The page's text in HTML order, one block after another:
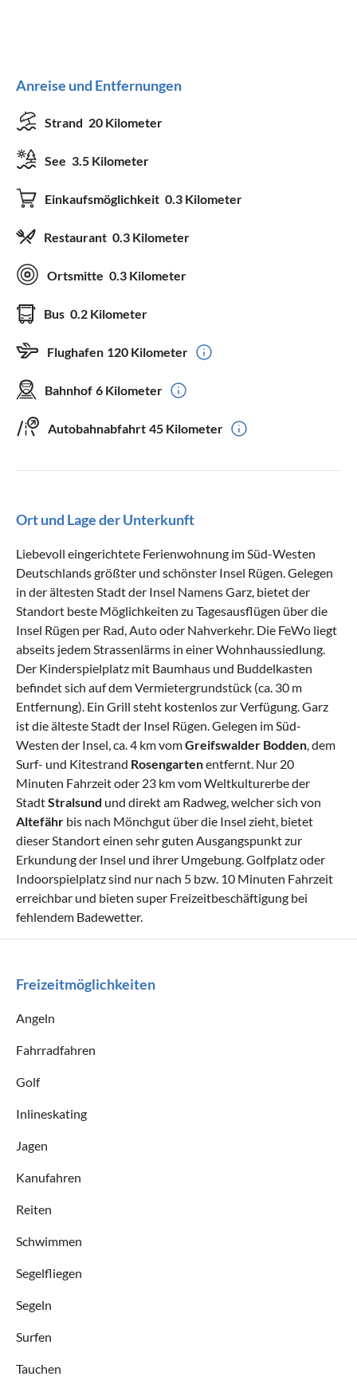
Anreise und Entfernungen
Strand 20 Kilometer
See 3.5 Kilometer
Einkaufsmöglichkeit 0.3 Kilometer
Restaurant 0.3 Kilometer
Ortsmitte 0.3 Kilometer
Bus 0.2 Kilometer
Flughafen 120 Kilometer
Bahnhof 6 Kilometer
Autobahnabfahrt 45 Kilometer
Ort und Lage der Unterkunft
Liebevoll eingerichtete Ferienwohnung im Süd-Westen
Deutschlands größter und schönster Insel Rügen. Gelegen
in der ältesten Stadt der Insel Namens Garz, bietet der
Standort beste Möglichkeiten zu Tagesausflügen über die
Insel Rügen per Rad, Auto oder Nahverkehr. Die FeWo liegt
abseits jedem Strassenlärms in einer Wohnhaussiedlung.
Der Kinderspielplatz mit Baumhaus und Buddelkasten
befindet sich auf dem Vermietergrundstück (ca. 30 m
Entfernung). Ein Grill steht kostenlos zur Verfügung. Garz
ist die älteste Stadt der Insel Rügen. Gelegen im Süd-
Westen der Insel, ca. 4 km vomGreifswalder Bodden , dem
Surf- und Kitestrand Rosengartenentfernt. Nur 20
Minuten Fahrzeit oder 23 km vom Weltkulturerbe der
StadtStralsund und direkt am Radweg, welcher sich von
Altefähr bis nach Mönchgut über die Insel zieht, bietet
dieser Standort einen sehr guten Ausgangspunkt zur
Erkundung der Insel und ihrer Umgebung. Golfplatz oder
Indoorspielplatz sind nur nach 5 bzw. 10 Minuten Fahrzeit
erreichbar und bieten super Freizeitbeschäftigung bei
fehlendem Badewetter.
Freizeitmöglichkeiten
Angeln
Fahrradfahren
Golf
Inlineskating
Jagen
Kanufahren
Reiten
Schwimmen
Segelfliegen
Segeln
Surfen
Tauchen